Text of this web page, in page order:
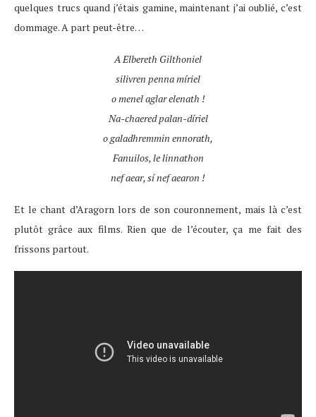
quelques trucs quand j’étais gamine, maintenant j’ai oublié, c’est
dommage. A part peut-être…
A Elbereth Gilthoniel
silivren penna míriel
o menel aglar elenath !
Na-chaered palan-díriel
o galadhremmin ennorath,
Fanuilos, le linnathon
nef aear, sí nef aearon !
Et le chant d’Aragorn lors de son couronnement, mais là c’est
plutôt grâce aux films. Rien que de l’écouter, ça me fait des
frissons partout.